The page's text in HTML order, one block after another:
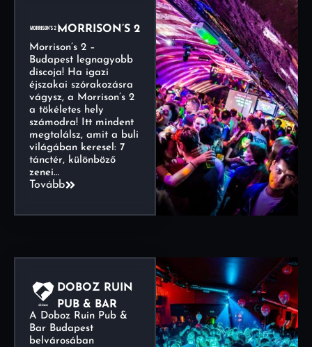
MORRISON’S 2
Morrison’s 2 –
Budapest legnagyobb
discoja! Ha igazi
éjszakai szórakozásra
vágysz, a Morrison’s 2
a tökéletes hely
számodra! Itt mindent
megtalálsz, amit a buli
világában keresel: 7
tánctér, különböző
zenei…
Tovább
DOBOZ RUIN
PUB & BAR
A Doboz Ruin Pub &
Bar Budapest
belvárosában